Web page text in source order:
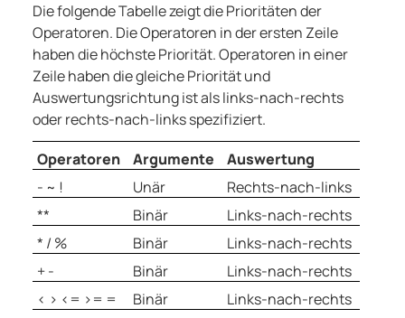
Die folgende Tabelle zeigt die Prioritäten der
Operatoren. Die Operatoren in der ersten Zeile
haben die höchste Priorität. Operatoren in einer
Zeile haben die gleiche Priorität und
Auswertungsrichtung ist als links-nach-rechts
oder rechts-nach-links spezifiziert.
Operatoren
Argumente
Auswertung
- ~ !
Unär
Rechts-nach-links
**
Binär
Links-nach-rechts
* / %
Binär
Links-nach-rechts
+ -
Binär
Links-nach-rechts
< > <= >= =
Binär
Links-nach-rechts